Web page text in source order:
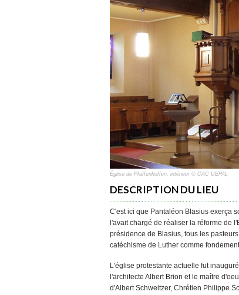
Église de Pfaffenhoffen, intérieur © CAC UEPAL
DESCRIPTION DU LIEU
C'est ici que Pantaléon Blasius exerça
l'avait chargé de réaliser la réforme de
présidence de Blasius, tous les
catéchisme de Luther comme
L'église protestante actuelle fut
l'architecte Albert Brion et le maître
d'Albert Schweitzer, Chrétien Philippe